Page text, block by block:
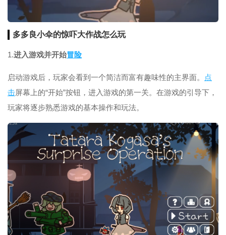
多多良小伞的惊吓大作战怎么玩
1.进入游戏并开始冒险
启动游戏后，玩家会看到一个简洁而富有趣味性的主界面。
点
击屏幕上的“开始”按钮，进入游戏的第一关。在游戏的引导下，
玩家将逐步熟悉游戏的基本操作和玩法。